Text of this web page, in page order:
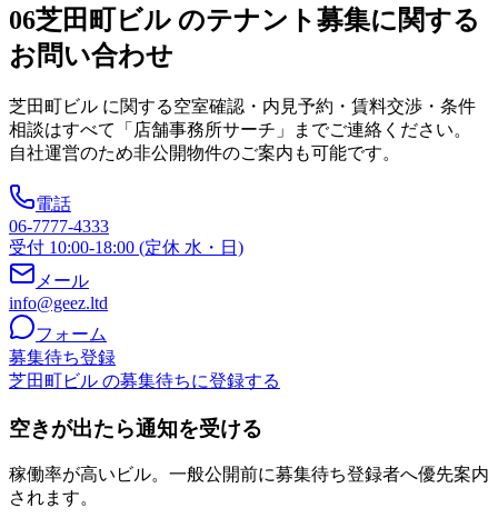
06芝田町ビル のテナント募集に関する
お問い合わせ
芝田町ビル に関する空室確認・内見予約・賃料交渉・条件
相談はすべて「店舗事務所サーチ」までご連絡ください。
自社運営のため非公開物件のご案内も可能です。
電話
06-7777-4333
受付 10:00-18:00 (定休 水・日)
メール
info@geez.ltd
フォーム
募集待ち登録
芝田町ビル の募集待ちに登録する
空きが出たら通知を受ける
稼働率が高いビル。一般公開前に募集待ち登録者へ優先案内
されます。